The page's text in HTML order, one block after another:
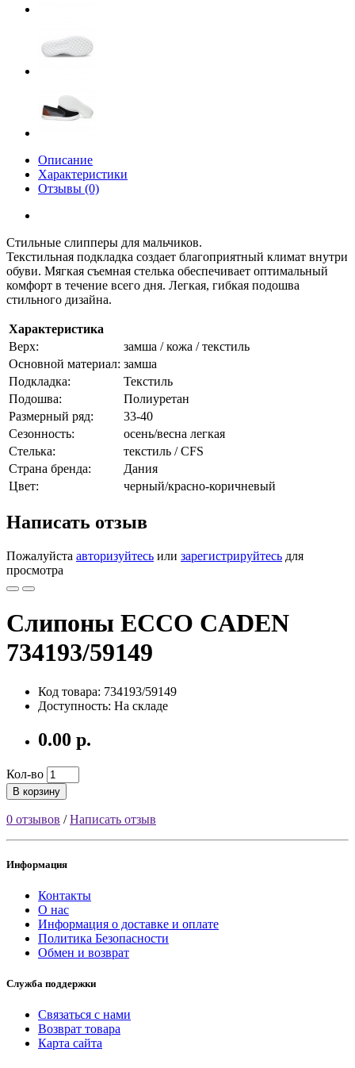
Описание
Характеристики
Отзывы (0)
Стильные слипперы для мальчиков.
Текстильная подкладка создает благоприятный климат внутри
обуви. Мягкая съемная стелька обеспечивает оптимальный
комфорт в течение всего дня. Легкая, гибкая подошва
стильного дизайна.
Характеристика
Верх:
замша / кожа / текстиль
Основной материал: замша
Подкладка:
Текстиль
Подошва:
Полиуретан
Размерный ряд:
33-40
Сезонность:
осень/весна легкая
Стелька:
текстиль / CFS
Страна бренда:
Дания
Цвет:
черный/красно-коричневый
Написать отзыв
Пожалуйста авторизуйтесь или зарегистрируйтесь для
просмотра
Слипоны ECCO CADEN
734193/59149
Код товара: 734193/59149
Доступность: На складе
0.00 р.
Кол-во
В корзину
0 отзывов /Написать отзыв
Информация
Контакты
О нас
Информация о доставке и оплате
Политика Безопасности
Обмен и возврат
Служба поддержки
Связаться с нами
Возврат товара
Карта сайта